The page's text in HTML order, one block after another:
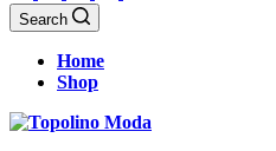
Search
Home
Shop